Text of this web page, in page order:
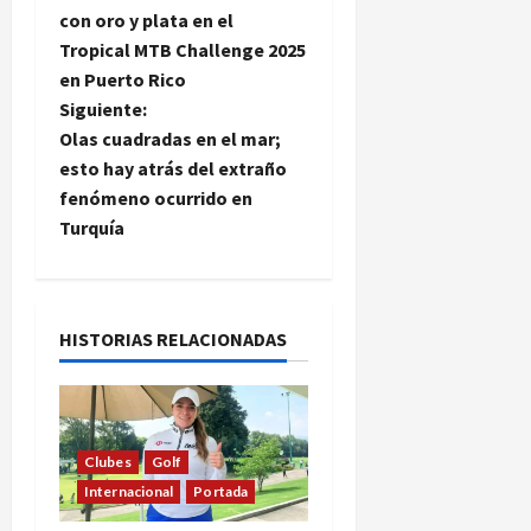
a
v
e
g
a
ó
n
d
e
con oro y plata en el
Tropical MTB Challenge 2025
en Puerto Rico
Siguiente:
Olas cuadradas en el mar;
esto hay atrás del extraño
fenómeno ocurrido en
Turquía
HISTORIAS RELACIONADAS
Clubes
Golf
Internacional
Portada